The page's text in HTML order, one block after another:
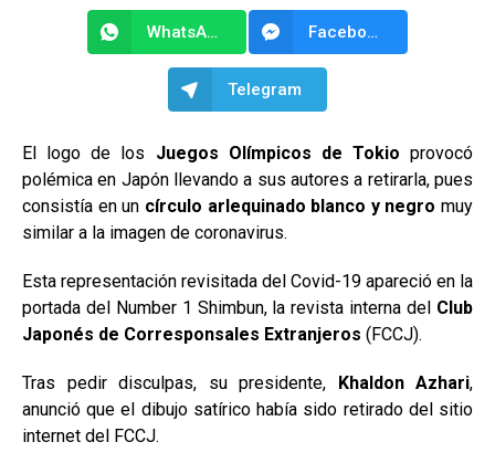
WhatsApp Facebook Messenger
Telegram
El logo de los Juegos Olímpicos de Tokio provocó
polémica en Japón llevando a sus autores a retirarla, pues
consistía en un círculo arlequinado blanco y negro muy
similar a la imagen de coronavirus.
Esta representación revisitada del Covid-19 apareció en la
portada del Number 1 Shimbun, la revista interna del Club
Japonés de Corresponsales Extranjeros (FCCJ).
Tras pedir disculpas, su presidente, Khaldon Azhari,
anunció que el dibujo satírico había sido retirado del sitio
internet del FCCJ.